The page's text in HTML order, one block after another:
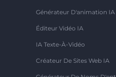
Générateur D'animation IA
Éditeur Vidéo IA
IA Texte-À-Vidéo
Créateur De Sites Web IA